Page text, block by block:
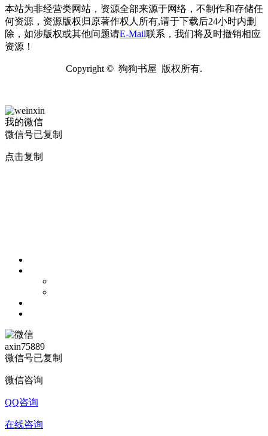
本站为非经营类网站，资源全部来源于网络，不制作和存储任
何资源，资源版权归原著作权人所有,请于下载后24小时内删
除，如涉版权或其他问题请E-Mail联系，我们将及时撤销相应
资源！
Copyright © 狗狗书屋 版权所有.
我的微信
微信号已复制
点击复制
axin75889
微信号已复制
微信咨询
QQ咨询
在线咨询